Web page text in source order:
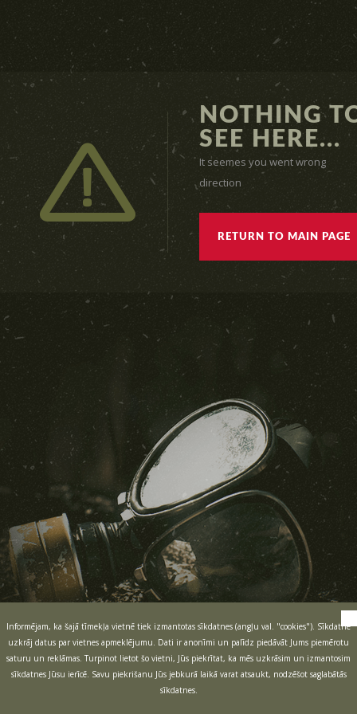
NOTHING
SEE HERE...
It seemes you went wrong
direction
RETURN TO MAIN PAGE
Informējam, ka šajā tīmekļa vietnē tiek izmantotas sīkdatnes (angļu val. "cookies"). Sīkdatne
uzkrāj datus par vietnes apmeklējumu. Dati ir anonīmi un palīdz piedāvāt Jums piemērotu
saturu un reklāmas. Turpinot lietot šo vietni, Jūs piekrītat, ka mēs uzkrāsim un izmantosim
sīkdatnes Jūsu ierīcē. Savu piekrišanu Jūs jebkurā laikā varat atsaukt, nodzēšot saglabātās
sīkdatnes.